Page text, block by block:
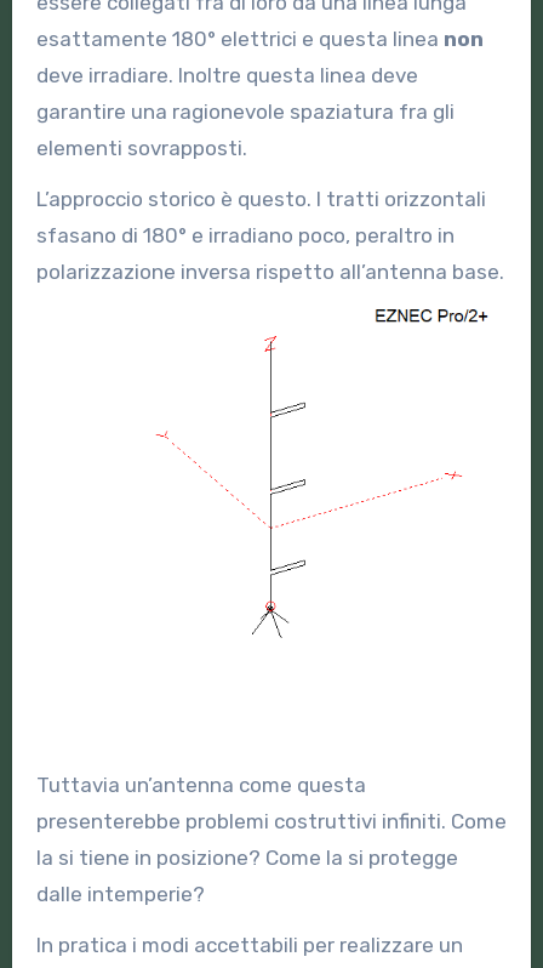
esattamente 180° elettrici e questa linea non
deve irradiare. Inoltre questa linea deve
garantire una ragionevole spaziatura fra gli
elementi sovrapposti.
L’approccio storico è questo. I tratti orizzontali
sfasano di 180° e irradiano poco, peraltro in
polarizzazione inversa rispetto all’antenna base.
Tuttavia un’antenna come questa
presenterebbe problemi costruttivi infiniti. Come
la si tiene in posizione? Come la si protegge
dalle intemperie?
In pratica i modi accettabili per realizzare un